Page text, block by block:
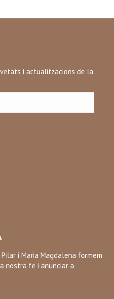
i actualitzacions de la
i Maria Magdalena formem
nostra fe i anunciar a